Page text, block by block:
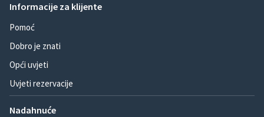
Informacije za klijente
Pomoć
Dobro je znati
Opći uvjeti
Uvjeti rezervacije
Nadahnuće